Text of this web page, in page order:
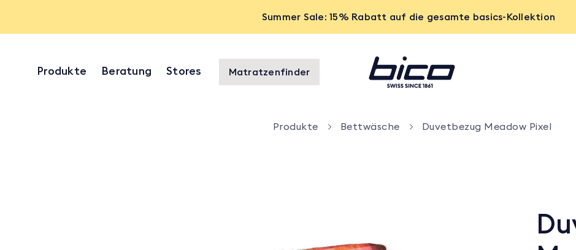
Summer Sale: 15% Rabatt auf die gesamte basics-Kollektion
Produkte Beratung Stores Matratzenfinder
Produkte Bettwäsche Duvetbezug Meadow Pixel